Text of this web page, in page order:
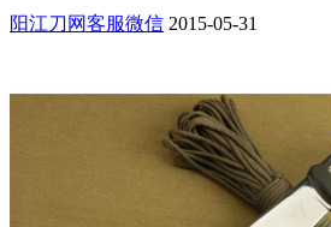
阳江刀网客服微信 2015-05-31